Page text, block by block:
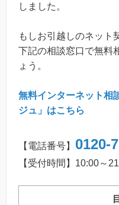
しました。
もしお引越しのネット
下記の相談窓口で無料
ょう。
無料インターネット相
ジュ」はこちら
【電話番号】 0120-
【受付時間】10:00～